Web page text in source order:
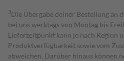
3Die Übergabe deiner Bestellung an
bei uns werktags von Montag bis
Lieferzeitpunkt kann je nach Region
Produktverfügbarkeit sowie vom
abweichen. Darüber hinaus können